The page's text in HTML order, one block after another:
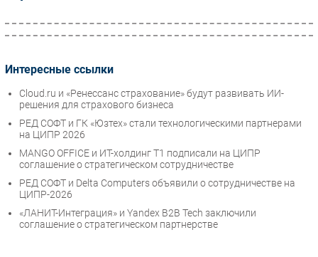
Интересные ссылки
Cloud.ru и «Ренессанс страхование» будут развивать ИИ-
решения для страхового бизнеса
РЕД СОФТ и ГК «Юзтех» стали технологическими партнерами
на ЦИПР 2026
MANGO OFFICE и ИТ-холдинг Т1 подписали на ЦИПР
соглашение о стратегическом сотрудничестве
РЕД СОФТ и Delta Computers объявили о сотрудничестве на
ЦИПР-2026
«ЛАНИТ-Интеграция» и Yandex B2B Tech заключили
соглашение о стратегическом партнерстве